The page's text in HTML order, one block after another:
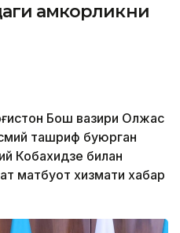
ҳамкорликни
Бош вазири Олжас
ташриф буюрган
Кобахидзе билан
матбуот хизмати хабар